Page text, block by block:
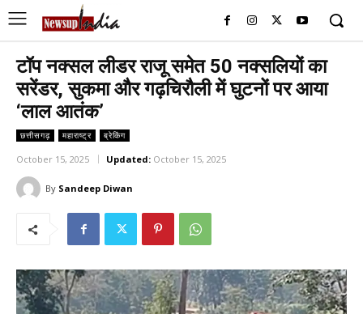
टॉप नक्सल लीडर राजू समेत 50 नक्सलियों का
सरेंडर, सुकमा और गढ़चिरौली में घुटनों पर आया
‘लाल आतंक’
छत्तीसगढ़ महाराष्ट्र ब्रेकिंग
October 15, 2025 Updated: October 15, 2025
By Sandeep Diwan